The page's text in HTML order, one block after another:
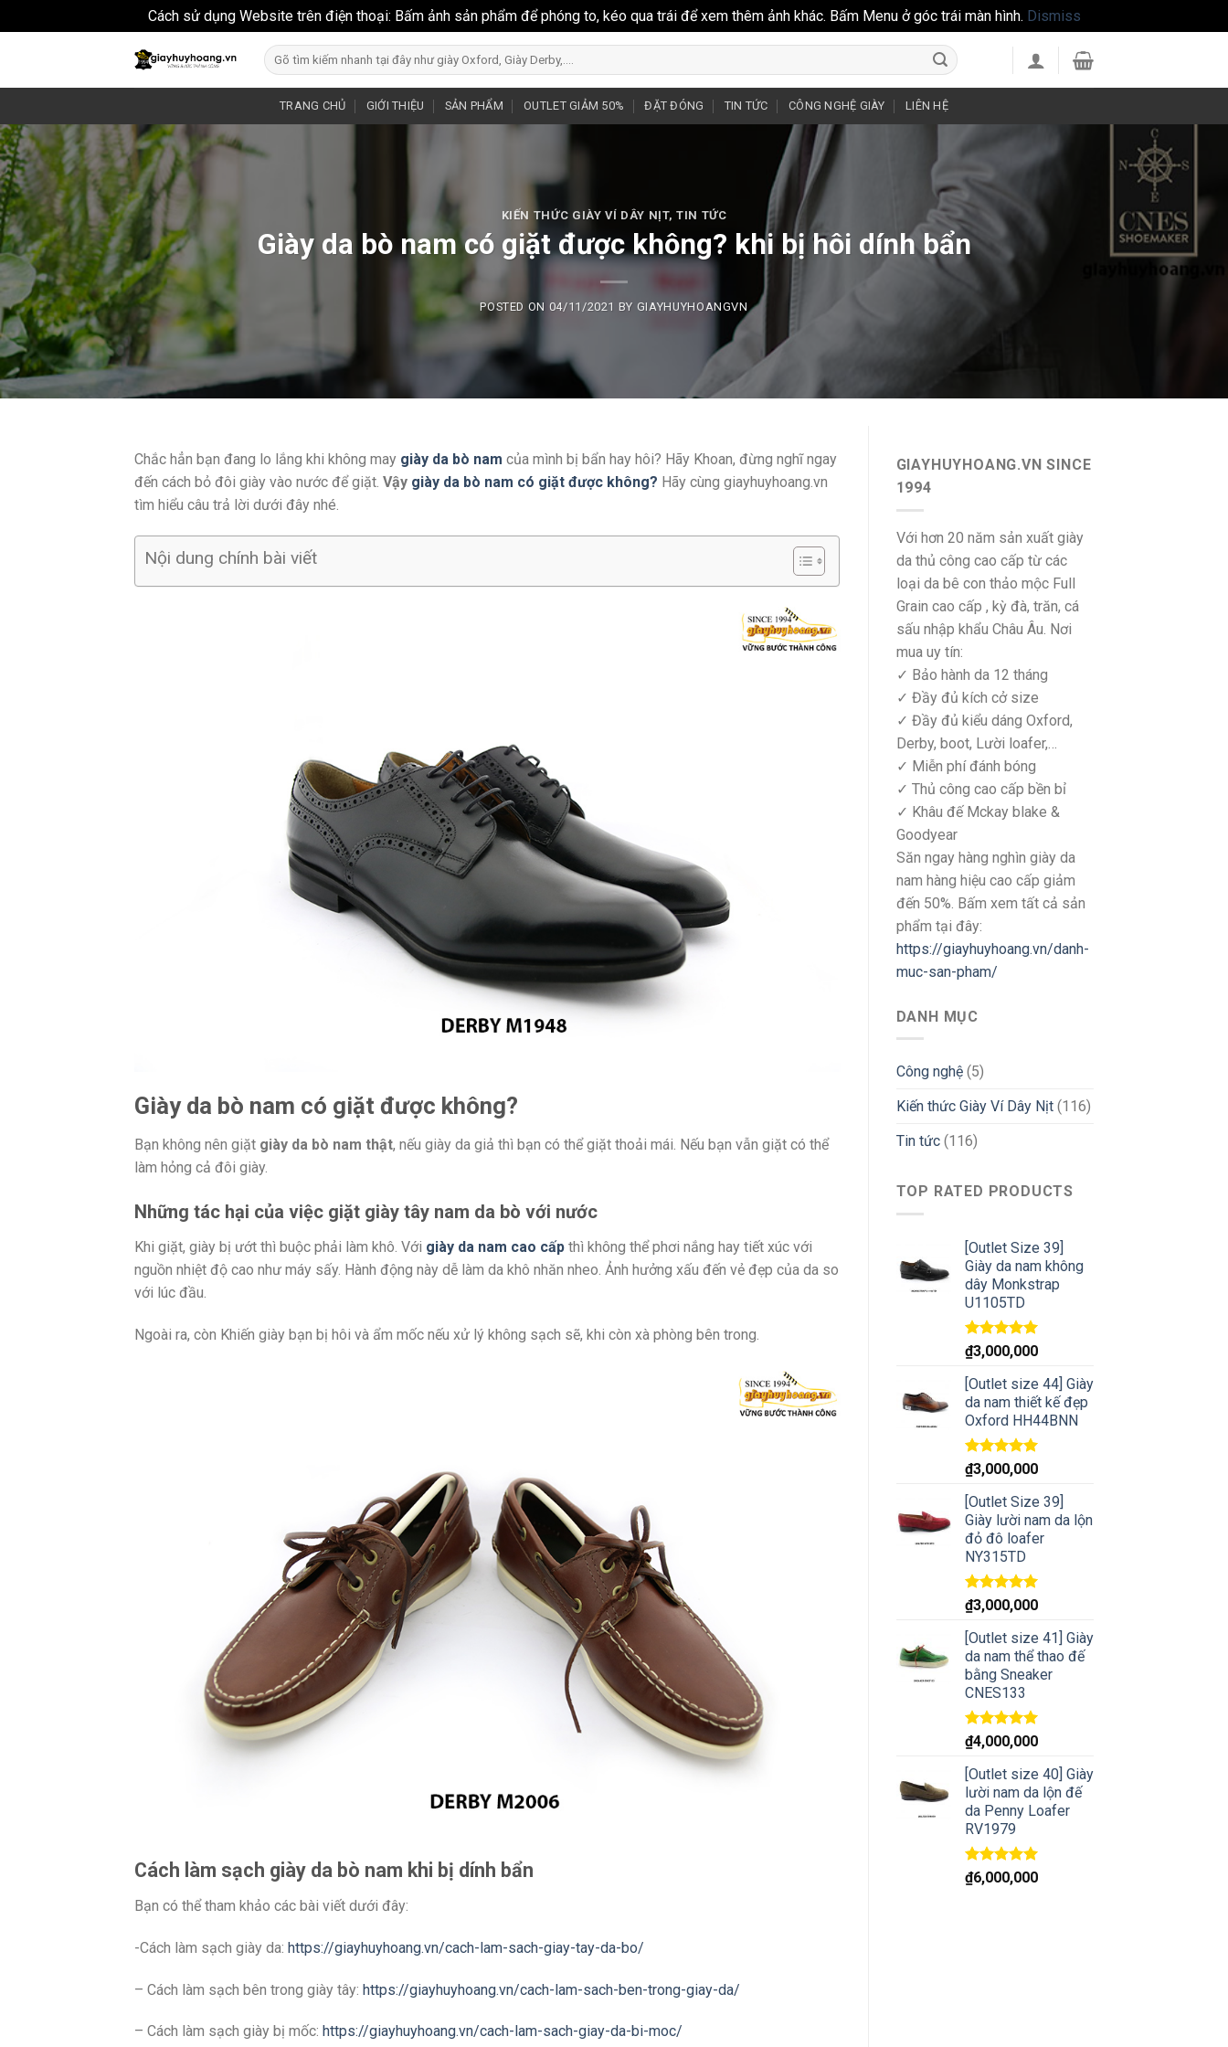
Cách sử dụng Website trên điện thoại: Bấm ảnh sản phẩm để phóng to, kéo qua trái để xem thêm ảnh khác. Bấm Menu ở góc trái màn hình. Dismiss
content
Search
for:
TRANG CHỦ GIỚI THIỆU SẢN PHẨM OUTLET GIẢM 50% ĐẶT ĐÓNG TIN TỨC CÔNG NGHỆ GIÀY LIÊN HỆ
KIẾN THỨC GIÀY VÍ DÂY NỊT, TIN TỨC
Giày da bò nam có giặt được không? khi bị hôi dính bẩn
POSTED ON 04/11/2021 BY GIAYHUYHOANGVN
Chắc hẳn bạn đang lo lắng khi không may giày da bò nam của mình bị bẩn hay hôi? Hãy Khoan, đừng nghĩ ngay
đến cách bỏ đôi giày vào nước để giặt. Vậy giày da bò nam có giặt được không? Hãy cùng giayhuyhoang.vn
tìm hiểu câu trả lời dưới đây nhé.
Nội dung chính bài viết
Giày da bò nam có giặt được không?
Bạn không nên giặt giày da bò nam thật, nếu giày da giả thì bạn có thể giặt thoải mái. Nếu bạn vẫn giặt có thể
làm hỏng cả đôi giày.
Những tác hại của việc giặt giày tây nam da bò với nước
Khi giặt, giày bị ướt thì buộc phải làm khô. Với giày da nam cao cấp thì không thể phơi nắng hay tiết xúc với
nguồn nhiệt độ cao như máy sấy. Hành động này dễ làm da khô nhăn nheo. Ảnh hưởng xấu đến vẻ đẹp của da so
với lúc đầu.
Ngoài ra, còn Khiến giày bạn bị hôi và ẩm mốc nếu xử lý không sạch sẽ, khi còn xà phòng bên trong.
Cách làm sạch giày da bò nam khi bị dính bẩn
Bạn có thể tham khảo các bài viết dưới đây:
-Cách làm sạch giày da: https://giayhuyhoang.vn/cach-lam-sach-giay-tay-da-bo/
– Cách làm sạch bên trong giày tây: https://giayhuyhoang.vn/cach-lam-sach-ben-trong-giay-da/
– Cách làm sạch giày bị mốc: https://giayhuyhoang.vn/cach-lam-sach-giay-da-bi-moc/
GIAYHUYHOANG.VN SINCE
1994
Với hơn 20 năm sản xuất giày
da thủ công cao cấp từ các
loại da bê con thảo mộc Full
Grain cao cấp , kỳ đà, trăn, cá
sấu nhập khẩu Châu Âu. Nơi
mua uy tín:
✓ Bảo hành da 12 tháng
✓ Đầy đủ kích cở size
✓ Đầy đủ kiểu dáng Oxford,
Derby, boot, Lười loafer,…
✓ Miễn phí đánh bóng
✓ Thủ công cao cấp bền bỉ
✓ Khâu đế Mckay blake &
Goodyear
Săn ngay hàng nghìn giày da
nam hàng hiệu cao cấp giảm
đến 50%. Bấm xem tất cả sản
phẩm tại đây:
https://giayhuyhoang.vn/danh-
muc-san-pham/
DANH MỤC
Công nghệ(5)
Kiến thức Giày Ví Dây Nịt(116)
Tin tức(116)
TOP RATED PRODUCTS
[Outlet Size 39]
Giày da nam không
dây Monkstrap
U1105TD
Rated5.00
out of 5
₫3,000,000
[Outlet size 44] Giày
da nam thiết kế đẹp
Oxford HH44BNN
Rated5.00
out of 5
₫3,000,000
[Outlet Size 39]
Giày lười nam da lộn
đỏ đô loafer
NY315TD
Rated5.00
out of 5
₫3,000,000
[Outlet size 41] Giày
da nam thể thao đế
bằng Sneaker
CNES133
Rated5.00
out of 5
₫4,000,000
[Outlet size 40] Giày
lười nam da lộn đế
da Penny Loafer
RV1979
Rated5.00
out of 5
₫6,000,000